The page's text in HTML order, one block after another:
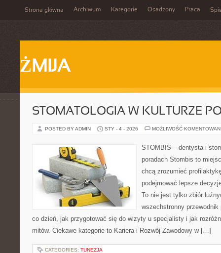
Strona główna Archiwum Kategorie Osadzony Praca
ŻMIJA
STOMATOLOGIA W KULTURZE
POSTED BY ADMIN STY - 4 - 2026 MOŻLIWOŚĆ
STOMBIS – dentysta i
poradach Stombis to
chcą zrozumieć
podejmować lepsze
To nie jest tylko zbiór
wszechstronny
co dzień, jak przygotować się do wizyty u specjalisty i jak
mitów. Ciekawe kategorie to Kariera i Rozwój Zawodowy w […]
CATEGORIES: TUNEZJA